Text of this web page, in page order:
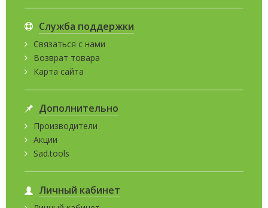
Служба поддержки
Связаться с нами
Возврат товара
Карта сайта
Дополнительно
Производители
Акции
Sad.tools
Личный кабинет